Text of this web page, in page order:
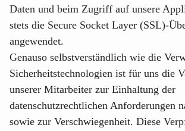
Daten und beim Zugriff auf unsere
stets die Secure Socket Layer (SSL)-
angewendet.
Genauso selbstverständlich wie die
Sicherheitstechnologien ist für uns die
unserer Mitarbeiter zur Einhaltung der
datenschutzrechtlichen Anforderungen
sowie zur Verschwiegenheit. Diese